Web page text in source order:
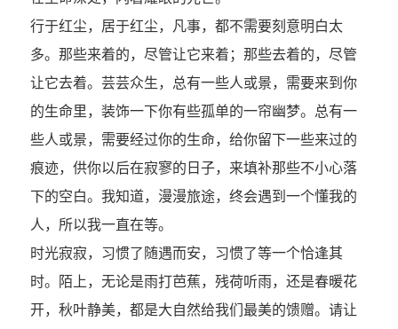
行于红尘，居于红尘，凡事，都不需要刻意明白太
多。那些来着的，尽管让它来着；那些去着的，尽管
让它去着。芸芸众生，总有一些人或景，需要来到你
的生命里，装饰一下你有些孤单的一帘幽梦。总有一
些人或景，需要经过你的生命，给你留下一些来过的
痕迹，供你以后在寂寥的日子，来填补那些不小心落
下的空白。我知道，漫漫旅途，终会遇到一个懂我的
人，所以我一直在等。
时光寂寂，习惯了随遇而安，习惯了等一个恰逢其
时。陌上，无论是雨打芭蕉，残荷听雨，还是春暖花
开，秋叶静美，都是大自然给我们最美的馈赠。请让